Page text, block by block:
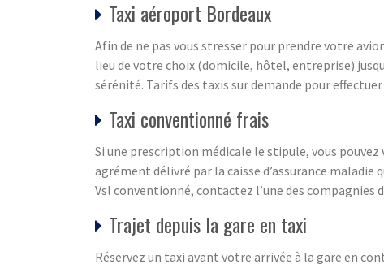
Taxi aéroport Bordeaux
Afin de ne pas vous stresser pour prendre votre
lieu de votre choix (domicile, hôtel, entreprise)
sérénité. Tarifs des taxis sur demande pour
Taxi conventionné frais
Si une prescription médicale le stipule, vous pouvez
agrément délivré par la caisse d’assurance
Vsl conventionné, contactez l’une des compagnies
Trajet depuis la gare en taxi
Réservez un taxi avant votre arrivée à la gare en